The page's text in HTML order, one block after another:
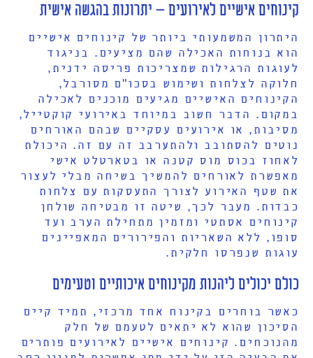
קינוחים אישיים לאירועים – יתרונות בהגשה אישית
היתרון המשמעותי ביותר של קינוחים אישיים
הוא בנוחות האכילה שהם מציעים. בניגוד
לעוגות הרגילות שמצריכות פריסה ידנית,
חלוקה לצלחות ושימוש בסכו"ם מסורבל,
הקינוחים האישיים מגיעים מוכנים לאכילה
במקום. הדבר חשוב במיוחד באירועי קוקטייל,
מסיבות, או אירועים עסקיים שבהם האורחים
נוטים להסתובב ולהתערבב זה עם זה. היכולת
לאחוז בכוס מוס קטנה או בטארטלט אישי
מאפשרת לאורחים להמשיך בשיחה מבלי לעצור
את שטף האירוע לצורך התעסקות עם צלחות
כבדות. מעבר לכך, שיטה זו מבטיחה שולחן
קינוחים אסתטי ומזמין מתחילת הערב ועד
סופו, ללא השאריות והפירורים המאפיינים
עוגות שנפרסו חלקית.
כולם יכולים ליהנות מקינוחים איכותיים וטעימים
כאשר בוחרים בקינוח אחד מרכזי, תמיד קיים
הסיכון שהוא לא יתאים לטעמם של חלק
מהנוכחים. קינוחים אישיים לאירועים פותרים